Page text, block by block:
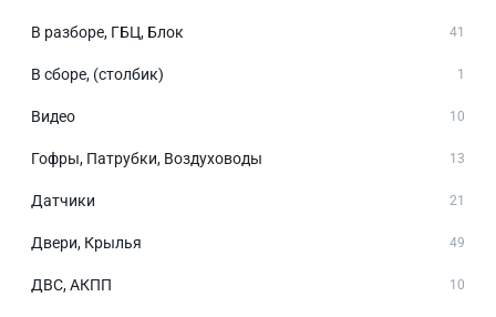
В разборе, ГБЦ, Блок 41
В сборе, (столбик) 1
Видео 10
Гофры, Патрубки, Воздуховоды 13
Датчики 21
Двери, Крылья 49
ДВС, АКПП 10